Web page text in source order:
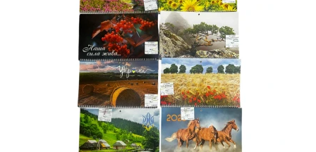
кошт нашого інтернет-магазину.